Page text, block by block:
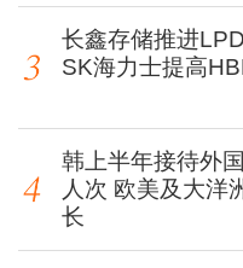
长鑫存储推进
SK海力士提高
韩上半年接待外
人次 欧美及大洋
长